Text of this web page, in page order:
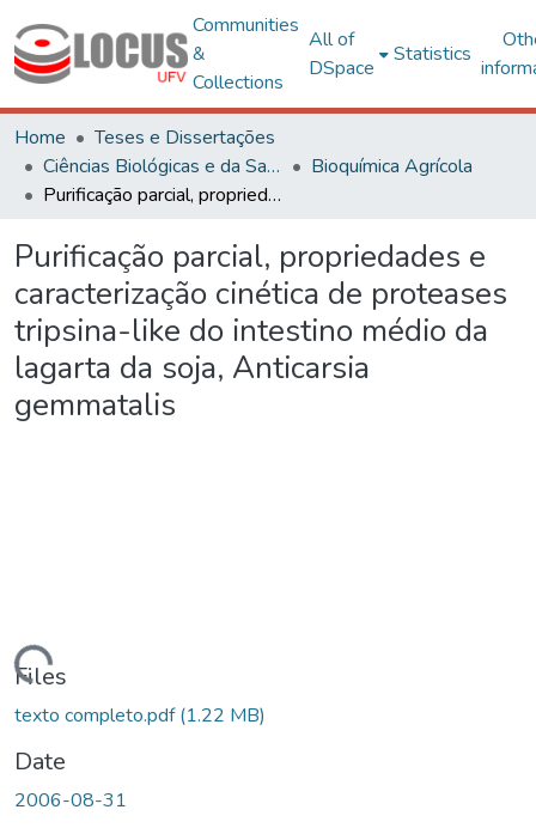
Communities
&
Collections
All of
DSpace
Statistics
Home
Teses e Dissertações
Ciências Biológicas e da Saúde
Bioquímica Agrícola
Purificação parcial, propriedades e caracterização cinética de proteases tripsina-like do intestino médio da lagarta da soja, Anticarsia gemmatalis
Purificação parcial, propriedades e
caracterização cinética de proteases
tripsina-like do intestino médio da
lagarta da soja, Anticarsia
gemmatalis
Files
texto completo.pdf(1.22 MB)
Date
2006-08-31